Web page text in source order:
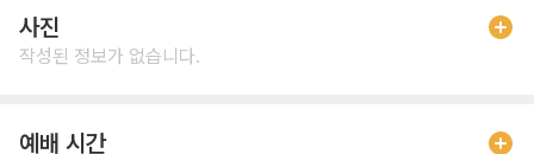
사진
작성된 정보가 없습니다.
예배 시간